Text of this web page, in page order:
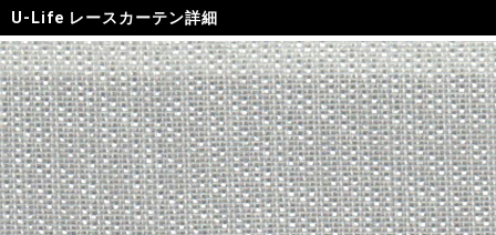
U-Life レースカーテン詳細